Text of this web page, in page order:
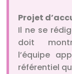
Projet
Il ne se
doit
l’équipe
référentiel